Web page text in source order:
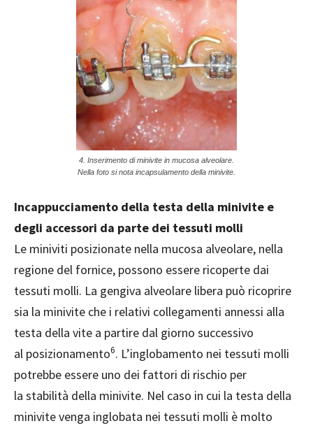
4. Inserimento di minivite in mucosa alveolare.
Nella foto si nota incapsulamento della minivite.
Incappucciamento della testa della minivite e
degli accessori da parte dei tessuti molli
Le miniviti posizionate nella mucosa alveolare, nella
regione del fornice, possono essere ricoperte dai
tessuti molli. La gengiva alveolare libera può ricoprire
sia la minivite che i relativi collegamenti annessi alla
testa della vite a partire dal giorno successivo
al posizionamento6. L’inglobamento nei tessuti molli
potrebbe essere uno dei fattori di rischio per
la stabilità della minivite. Nel caso in cui la testa della
minivite venga inglobata nei tessuti molli è molto